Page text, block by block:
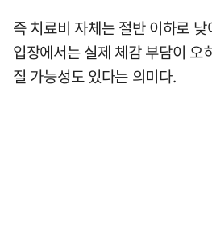
즉 치료비 자체는 절반 이하로
입장에서는 실제 체감 부담이 오
질 가능성도 있다는 의미다.